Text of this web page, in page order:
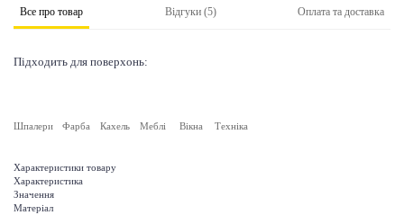
Все про товар Відгуки (5) Оплата та доставка
Підходить для поверхонь:
Шпалери Фарба Кахель Меблі Вікна Техніка
Характеристики товару
Характеристика
Значення
Матеріал